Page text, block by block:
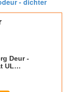
Deur -
UL